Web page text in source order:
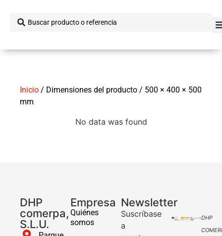
Inicio / Dimensiones del producto / 500 × 400 × 500
mm
No data was found
DHP
comerpa,
S.L.U.
Empresa
Quiénes
somos
Newsletter
Suscríbase
a
DHP